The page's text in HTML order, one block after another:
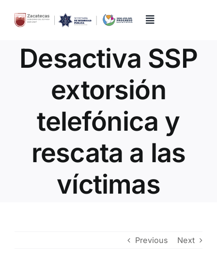
content
Toggle
Quiénes Somos
Trámites y Servicios
Desactiva SSP
extorsión
telefónica y
rescata a las
víctimas
Previous Next